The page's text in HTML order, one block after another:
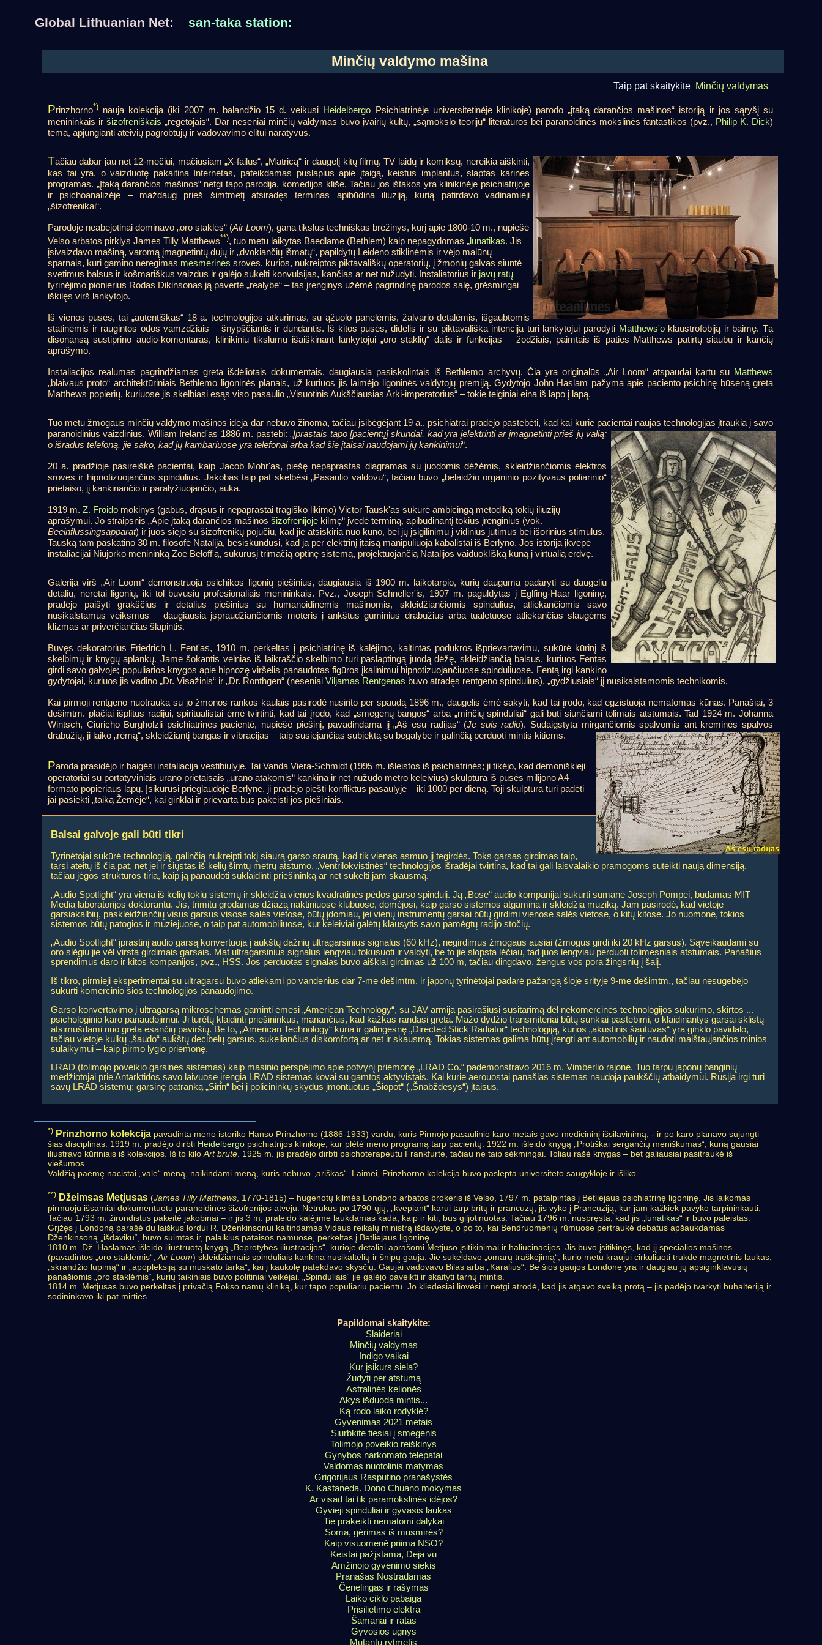
Global Lithuanian Net: san-taka station:
Minčių valdymo mašina
Taip pat skaitykite Minčių valdymas
Prinzhorno*) nauja kolekcija (iki 2007 m. balandžio 15 d. veikusi Heidelbergo Psichiatrinėje universitetinėje klinikoje) parodo „įtaką darančios mašinos“ istoriją ir jos sąryšį su
menininkais ir šizofreniškais „regėtojais“. Dar neseniai minčių valdymas buvo įvairių kultų, „sąmokslo teorijų“ literatūros bei paranoidinės mokslinės fantastikos (pvz., Philip K. Dick)
tema, apjungianti ateivių pagrobtųjų ir vadovavimo elitui naratyvus.
Tačiau dabar jau net 12-mečiui, mačiusiam „X-failus“, „Matricą“ ir daugelį kitų filmų, TV laidų ir komiksų, nereikia aiškinti,
kas tai yra, o vaizduotę pakaitina Internetas, pateikdamas puslapius apie įtaigą, keistus implantus, slaptas karines
programas. „Įtaką darančios mašinos“ netgi tapo parodija, komedijos kliše. Tačiau jos ištakos yra klinikinėje psichiatrijoje
ir psichoanalizėje – maždaug prieš šimtmetį atsiradęs terminas apibūdina iliuziją, kurią patirdavo vadinamieji
„šizofrenikai“.
Parodoje neabejotinai dominavo „oro staklės“ (Air Loom), gana tikslus techniškas brėžinys, kurį apie 1800-10 m., nupiešė
Velso arbatos pirklys James Tilly Matthews**), tuo metu laikytas Baedlame (Bethlem) kaip nepagydomas „lunatikas. Jis
įsivaizdavo mašiną, varomą įmagnetintų dujų ir „dvokiančių išmatų“, papildytų Leideno stiklinėmis ir vėjo malūnų
sparnais, kuri gamino neregimas mesmerines sroves, kurios, nukreiptos piktavališkų operatorių, į žmonių galvas siuntė
svetimus balsus ir košmariškus vaizdus ir galėjo sukelti konvulsijas, kančias ar net nužudyti. Instaliatorius ir javų ratų
tyrinėjimo pionierius Rodas Dikinsonas ją pavertė „realybe“ – tas įrenginys užėmė pagrindinę parodos salę, grėsmingai
iškilęs virš lankytojo.
Iš vienos pusės, tai „autentiškas“ 18 a. technologijos atkūrimas, su ąžuolo panelėmis, žalvario detalėmis, išgaubtomis
statinėmis ir raugintos odos vamzdžiais – šnypščiantis ir dundantis. Iš kitos pusės, didelis ir su piktavališka intencija turi lankytojui parodyti Matthews'oklaustrofobiją ir baimę. Tą
disonansą sustiprino audio-komentaras, klinikiniu tikslumu išaiškinant lankytojui „oro staklių“ dalis ir funkcijas – žodžiais, paimtais iš paties Matthews patirtų siaubų ir kančių
aprašymo.
Instaliacijos realumas pagrindžiamas greta išdėliotais dokumentais, daugiausia pasiskolintais iš Bethlemo archyvų. Čia yra originalūs „Air Loom“ atspaudai kartu su Matthews
„blaivaus proto“ architektūriniais Bethlemo ligoninės planais, už kuriuos jis laimėjo ligoninės valdytojų premiją. Gydytojo John Haslam pažyma apie paciento psichinę būseną greta
Matthews popierių, kuriuose jis skelbiasi esąs viso pasaulio „Visuotinis Aukščiausias Arki-imperatorius“ – tokie teiginiai eina iš lapo į lapą.
Tuo metu žmogaus minčių valdymo mašinos idėja dar nebuvo žinoma, tačiau įsibėgėjant 19 a., psichiatrai pradėjo pastebėti, kad kai kurie pacientai naujas technologijas įtraukia į savo
paranoidinius vaizdinius. William Ireland'as 1886 m. pastebi: „Įprastais tapo [pacientų]skundai, kad yra įelektrinti ar įmagnetinti prieš jų valią;
o išradus telefoną, jie sako, kad jų kambariuose yra telefonai arba kad šie įtaisai naudojami jų kankinimui“.
20 a. pradžioje pasireiškė pacientai, kaip Jacob Mohr'as, piešę nepaprastas diagramas su juodomis dėžėmis, skleidžiančiomis elektros
sroves ir hipnotizuojančius spindulius. Jakobas taip pat skelbėsi „Pasaulio valdovu“, tačiau buvo „belaidžio organinio pozityvaus poliarinio“
prietaiso, jį kankinančio ir paralyžiuojančio, auka.
1919 m. Z. Froido mokinys (gabus, drąsus ir nepaprastai tragiško likimo) Victor Tausk'as sukūrė ambicingą metodiką tokių iliuzijų
aprašymui. Jo straipsnis „Apie įtaką darančios mašinos šizofrenijoje kilmę“ įvedė terminą, apibūdinantį tokius įrenginius (vok.
Beeinflussingsapparat) ir juos siejo su šizofrenikų pojūčiu, kad jie atsiskiria nuo kūno, bei jų įsigilinimu į vidinius jutimus bei išorinius stimulus.
Tauską tam paskatino 30 m. filosofė Natalija, besiskundusi, kad ja per elektrinį įtaisą manipuliuoja kabalistai iš Berlyno. Jos istorija įkvėpė
instaliacijai Niujorko menininką Zoe Beloff'ą, sukūrusį trimačią optinę sistemą, projektuojančią Natalijos vaiduoklišką kūną į virtualią erdvę.
Galerija virš „Air Loom“ demonstruoja psichikos ligonių piešinius, daugiausia iš 1900 m. laikotarpio, kurių dauguma padaryti su daugeliu
detalių, neretai ligonių, iki tol buvusių profesionaliais menininkais. Pvz., Joseph Schneller'is, 1907 m. paguldytas į Eglfing-Haar ligoninę,
pradėjo paišyti grakščius ir detalius piešinius su humanoidinėmis mašinomis, skleidžiančiomis spindulius, atliekančiomis savo
nusikalstamus veiksmus – daugiausia įspraudžiančiomis moteris į ankštus guminius drabužius arba tualetuose atliekančias slaugėms
klizmas ar priverčiančias šlapintis.
Buvęs dekoratorius Friedrich L. Fent'as, 1910 m. perkeltas į psichiatrinę iš kalėjimo, kaltintas podukros išprievartavimu, sukūrė kūrinį iš
skelbimų ir knygų aplankų. Jame šokantis velnias iš laikraščio skelbimo turi paslaptingą juodą dėžę, skleidžiančią balsus, kuriuos Fentas
girdi savo galvoje; populiarios knygos apie hipnozę viršelis panaudotas figūros įkalinimui hipnotizuojančiuose spinduliuose. Fentą irgi kankino
gydytojai, kuriuos jis vadino „Dr. Visažinis“ ir „Dr. Ronthgen“ (neseniai Viljamas Rentgenas buvo atradęs rentgeno spindulius), „gydžiusiais“ jį nusikalstamomis technikomis.
Kai pirmoji rentgeno nuotrauka su jo žmonos rankos kaulais pasirodė nusirito per spaudą 1896 m., daugelis ėmė sakyti, kad tai įrodo, kad egzistuoja nematomas kūnas. Panašiai, 3
dešimtm. plačiai išplitus radijui, spiritualistai ėmė tvirtinti, kad tai įrodo, kad „smegenų bangos“ arba „minčių spinduliai“ gali būti siunčiami tolimais atstumais. Tad 1924 m. Johanna
Wintsch, Ciuricho Burgholzli psichiatrinės pacientė, nupiešė piešinį, pavadindama jį „Aš esu radijas“ (Je suis radio). Sudaigstyta mirgančiomis spalvomis ant kreminės spalvos
drabužių, ji laiko „rėmą“, skleidžiantį bangas ir vibracijas – taip susiejančias subjektą su begalybe ir galinčią perduoti mintis kitiems.
Paroda prasidėjo ir baigėsi instaliacija vestibiulyje. Tai Vanda Viera-Schmidt (1995 m. išleistos iš psichiatrinės; ji tikėjo, kad demoniškieji
operatoriai su portatyviniais urano prietaisais „urano atakomis“ kankina ir net nužudo metro keleivius) skulptūra iš pusės milijono A4
formato popieriaus lapų. Įsikūrusi prieglaudoje Berlyne, ji pradėjo piešti konfliktus pasaulyje – iki 1000 per dieną. Toji skulptūra turi padėti
jai pasiekti „taiką Žemėje“, kai ginklai ir prievarta bus pakeisti jos piešiniais.
Balsai galvoje gali būti tikri
Tyrinėtojai sukūrė technologiją, galinčią nukreipti tokį siaurą garso srautą, kad tik vienas asmuo jį tegirdės. Toks garsas girdimas taip,
tarsi ateitų iš čia pat, net jei ir siųstas iš kelių šimtų metrų atstumo. „Ventrilokvistinės“ technologijos išradėjai tvirtina, kad tai gali laisvalaikio pramogoms suteikti naują dimensiją,
tačiau jėgos struktūros tiria, kaip ją panaudoti suklaidinti priešininką ar net sukelti jam skausmą.
„Audio Spotlight“ yra viena iš kelių tokių sistemų ir skleidžia vienos kvadratinės pėdos garso spindulį. Ją „Bose“ audio kompanijai sukurti sumanė Joseph Pompei, būdamas MIT
Media laboratorijos doktorantu. Jis, trimitu grodamas džiazą naktiniuose klubuose, domėjosi, kaip garso sistemos atgamina ir skleidžia muziką. Jam pasirodė, kad vietoje
garsiakalbių, paskleidžiančių visus garsus visose salės vietose, būtų įdomiau, jei vienų instrumentų garsai būtų girdimi vienose salės vietose, o kitų kitose. Jo nuomone, tokios
sistemos būtų patogios ir muziejuose, o taip pat automobiliuose, kur keleiviai galėtų klausytis savo pamėgtų radijo stočių.
„Audio Spotlight“ įprastinį audio garsą konvertuoja į aukštų dažnių ultragarsinius signalus (60 kHz), negirdimus žmogaus ausiai (žmogus girdi iki 20 kHz garsus). Sąveikaudami su
oro slėgiu jie vėl virsta girdimais garsais. Mat ultragarsinius signalus lengviau fokusuoti ir valdyti, be to jie slopsta lėčiau, tad juos lengviau perduoti tolimesniais atstumais. Panašius
sprendimus daro ir kitos kompanijos, pvz., HSS. Jos perduotas signalas buvo aiškiai girdimas už 100 m, tačiau dingdavo, žengus vos pora žingsnių į šalį.
Iš tikro, pirmieji eksperimentai su ultragarsu buvo atliekami po vandenius dar 7-me dešimtm. ir japonų tyrinėtojai padarė pažangą šioje srityje 9-me dešimtm., tačiau nesugebėjo
sukurti komercinio šios technologijos panaudojimo.
Garso konvertavimo į ultragarsą mikroschemas gaminti ėmėsi „American Technology“, su JAV armija pasirašiusi susitarimą dėl nekomercinės technologijos sukūrimo, skirtos ...
psichologinio karo panaudojimui. Ji turėtų klaidinti priešininkus, manančius, kad kažkas randasi greta. Mažo dydžio transmiteriai būtų sunkiai pastebimi, o klaidinantys garsai sklistų
atsimušdami nuo greta esančių paviršių. Be to, „American Technology“ kuria ir galingesnę „Directed Stick Radiator“ technologiją, kurios „akustinis šautuvas“ yra ginklo pavidalo,
tačiau vietoje kulkų „šaudo“ aukštų decibelų garsus, sukeliančius diskomfortą ar net ir skausmą. Tokias sistemas galima būtų įrengti ant automobilių ir naudoti maištaujančios minios
sulaikymui – kaip pirmo lygio priemonę.
LRAD (tolimojo poveikio garsines sistemas) kaip masinio perspėjimo apie potvynį priemonę „LRAD Co.“ pademonstravo 2016 m. Vimberlio rajone. Tuo tarpu japonų banginių
medžiotojai prie Antarktidos savo laivuose įrengia LRAD sistemas kovai su gamtos aktyvistais. Kai kurie aerouostai panašias sistemas naudoja paukščių atbaidymui. Rusija irgi turi
savų LRAD sistemų: garsinę patranką „Sirin“ bei į policininkų skydus įmontuotus „Šiopot“ („Šnabždesys“) įtaisus.
*) Prinzhorno kolekcija pavadinta meno istoriko Hanso Prinzhorno (1886-1933) vardu, kuris Pirmojo pasaulinio karo metais gavo medicininį išsilavinimą, - ir po karo planavo sujungti
šias disciplinas. 1919 m. pradėjo dirbti Heidelbergo psichiatrijos klinikoje, kur plėtė meno programą tarp pacientų. 1922 m. išleido knygą „Protiškai sergančių meniškumas“, kurią gausiai
iliustravo kūriniais iš kolekcijos. Iš to kiloArt brute. 1925 m. jis pradėjo dirbti psichoterapeutu Frankfurte, tačiau ne taip sėkmingai. Toliau rašė knygas – bet galiausiai pasitraukė iš
viešumos.
Valdžią paėmę nacistai „valė“ meną, naikindami meną, kuris nebuvo „ariškas“. Laimei, Prinzhorno kolekcija buvo paslėpta universiteto saugykloje ir išliko.
**) Džeimsas Metjusas (James Tilly Matthews , 1770-1815) – hugenotų kilmės Londono arbatos brokeris iš Velso, 1797 m. patalpintas į Betliejaus psichiatrinę ligoninę. Jis laikomas
pirmuoju išsamiai dokumentuotu paranoidinės šizofrenijos atveju. Netrukus po 1790-ųjų, „kvepiant“ karui tarp britų ir prancūzų, jis vyko į Prancūziją, kur jam kažkiek pavyko tarpininkauti.
Tačiau 1793 m. žirondistus pakeitė jakobinai – ir jis 3 m. praleido kalėjime laukdamas kada, kaip ir kiti, bus giljotinuotas. Tačiau 1796 m. nuspręsta, kad jis „ lunatikas“ ir buvo paleistas.
Grįžęs į Londoną parašė du laiškus lordui R. Dženkinsonui kaltindamas Vidaus reikalų ministrą išdavyste, o po to, kai Bendruomenių rūmuose pertraukė debatus apšaukdamas
Dženkinsoną „išdaviku“, buvo suimtas ir, palaikius pataisos namuose, perkeltas į Betliejaus ligoninę.
1810 m. Dž. Haslamas išleido iliustruotą knygą „Beprotybės iliustracijos“, kurioje detaliai aprašomi Metjuso įsitikinimai ir haliucinacijos. Jis buvo įsitikinęs, kad jį specialios mašinos
(pavadintos „oro staklėmis“, Air Loom) skleidžiamais spinduliais kankina nusikaltėlių ir šnipų gauja. Jie sukeldavo „omarų traškėjimą“, kurio metu kraujui cirkuliuoti trukdė magnetinis laukas,
„skrandžio lupimą“ ir „apopleksiją su muskato tarka“, kai į kaukolę patekdavo skysčių. Gaujai vadovavo Bilas arba „Karalius“. Be šios gaujos Londone yra ir daugiau jų apsiginklavusių
panašiomis „oro staklėmis“, kurių taikiniais buvo politiniai veikėjai. „Spinduliais“ jie galėjo paveikti ir skaityti tarnų mintis.
1814 m. Metjusas buvo perkeltas į privačią Fokso namų kliniką, kur tapo populiariu pacientu. Jo kliedesiai liovėsi ir netgi atrodė, kad jis atgavo sveiką protą – jis padėjo tvarkyti buhalteriją ir
sodininkavo iki pat mirties.
Papildomai skaitykite:
Slaideriai
Minčių valdymas
Indigo vaikai
Kur įsikurs siela?
Žudyti per atstumą
Astralinės kelionės
Akys išduoda mintis...
Ką rodo laiko rodyklė?
Gyvenimas 2021 metais
Siurbkite tiesiai į smegenis
Tolimojo poveikio reiškinys
Gynybos narkomato telepatai
Valdomas nuotolinis matymas
Grigorijaus Rasputino pranašystės
K. Kastaneda. Dono Chuano mokymas
Ar visad tai tik paramokslinės idėjos?
Gyvieji spinduliai ir gyvasis laukas
Tie prakeikti nematomi dalykai
Soma, gėrimas iš musmirės?
Kaip visuomenė priima NSO?
Keistai pažįstama, Deja vu
Amžinojo gyvenimo siekis
Pranašas Nostradamas
Čenelingas ir rašymas
Laiko ciklo pabaiga
Prisilietimo elektra
Šamanai ir ratas
Gyvosios ugnys
Mutantų rytmetis